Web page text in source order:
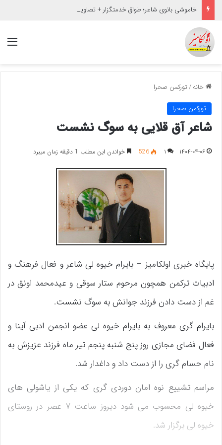
خاموشی بانوی شاعر؛ طواق خدمتگزار + تصاویر
خانه/تورکمن صحرا
تورکمن صحرا
شاعر آق قلایی به سوگ نشست
۱۴۰۴-۰۴-۰۶ ۱ 526 خواندن این مطلب 1 دقیقه زمان میبرد
پایگاه خبری اولکامیز – بایرام خیوه لی شاعر و فعال فرهنگ و
ادبیات ترکمن همچون مرحوم ستار سوقی و عیدمحمد اونق در
غم از دست دادن فرزند جوانش به سوگ نشست.
بایرام گری معروف به بایرام خیوه لی عضو انجمن ادبی آینا و
فعال فضای مجازی روز پنج شنبه پنجم تیر ماه فرزند عزیزش به
نام حسام گری را از دست داد و داغدار شد.
مراسم تشییع نوه امان دوردی گری که یکی از یاشولی های
خیوه لی محسوب می شود دیروز ساعت ۷ عصر در روستای
خیوه لی برگزار شد.